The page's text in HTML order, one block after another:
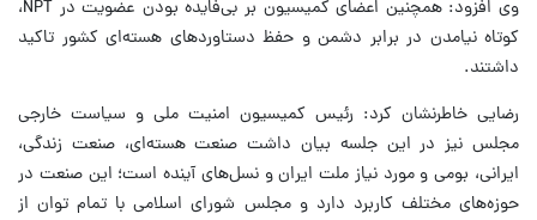
وی افزود: همچنین اعضای کمیسیون بر بی‌فایده بودن عضویت در NPT،
کوتاه نیامدن در برابر دشمن و حفظ دستاوردهای هسته‌ای کشور تاکید
داشتند.
رضایی خاطرنشان کرد: رئیس کمیسیون امنیت ملی و سیاست خارجی
مجلس نیز در این جلسه بیان داشت صنعت هسته‌ای، صنعت زندگی،
ایرانی، بومی و مورد نیاز ملت ایران و نسل‌های آینده است؛ این صنعت در
حوزه‌های مختلف کاربرد دارد و مجلس شورای اسلامی با تمام توان از